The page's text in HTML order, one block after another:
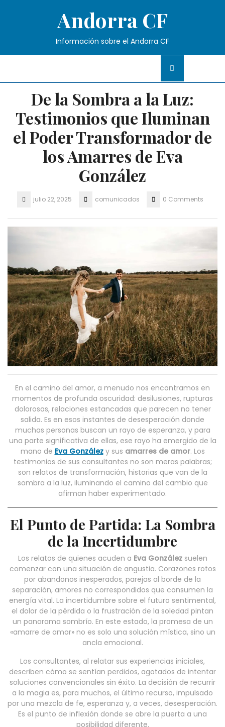
Andorra CF
Información sobre el Andorra CF
De la Sombra a la Luz:
Testimonios que Iluminan
el Poder Transformador de
los Amarres de Eva
González
julio 22, 2025 comunicados 0 Comments
En el camino del amor, a menudo nos encontramos en
momentos de profunda oscuridad: desilusiones, rupturas
dolorosas, relaciones estancadas que parecen no tener
salida. Es en esos instantes de desesperación donde
muchas personas buscan un rayo de esperanza, y para
una parte significativa de ellas, ese rayo ha emergido de la
mano de Eva Gonzálezy sus amarres de amor. Los
testimonios de sus consultantes no son meras palabras;
son relatos de transformación, historias que van de la
sombra a la luz, iluminando el camino del cambio que
afirman haber experimentado.
El Punto de Partida: La Sombra
de la Incertidumbre
Los relatos de quienes acuden a Eva Gonzálezsuelen
comenzar con una situación de angustia. Corazones rotos
por abandonos inesperados, parejas al borde de la
separación, amores no correspondidos que consumen la
energía vital. La incertidumbre sobre el futuro sentimental,
el dolor de la pérdida o la frustración de la soledad pintan
un panorama sombrío. En este estado, la promesa de un
«amarre de amor» no es solo una solución mística, sino un
ancla emocional.
Los consultantes, al relatar sus experiencias iniciales,
describen cómo se sentían perdidos, agotados de intentar
soluciones convencionales sin éxito. La decisión de recurrir
a la magia es, para muchos, el último recurso, impulsado
por una mezcla de fe, esperanza y, a veces, desesperación.
Es el punto de inflexión donde se abre la puerta a una
posibilidad diferente.